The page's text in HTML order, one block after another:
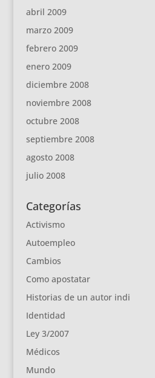
abril 2009
marzo 2009
febrero 2009
enero 2009
diciembre 2008
noviembre 2008
octubre 2008
septiembre 2008
agosto 2008
julio 2008
Categorías
Activismo
Autoempleo
Cambios
Como apostatar
Historias de un autor indi
Identidad
Ley 3/2007
Médicos
Mundo